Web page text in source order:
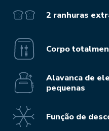
2 ranhuras
Corpo
Alavanca de
pequenas
Função de